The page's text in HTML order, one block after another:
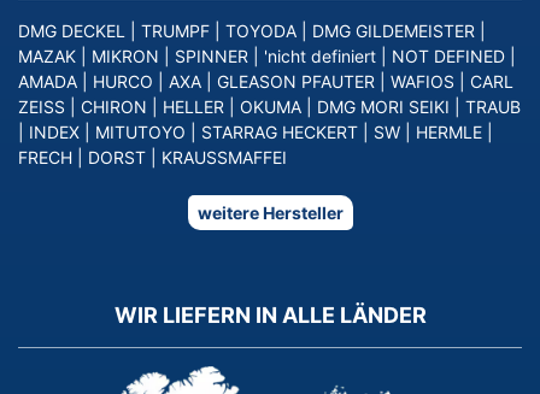
DMG DECKEL TRUMPF TOYODA DMG GILDEMEISTER
MAZAK
MIKRON SPINNER 'nicht definiert NOT DEFINED
AMADA
HURCO AXA GLEASON PFAUTER WAFIOS
CARL
ZEISS
CHIRON HELLER OKUMA DMG MORI SEIKI
TRAUB
INDEX MITUTOYO STARRAG HECKERT SW HERMLE
FRECH
DORST KRAUSSMAFFEI
weitere Hersteller
WIR LIEFERN IN ALLE LÄNDER